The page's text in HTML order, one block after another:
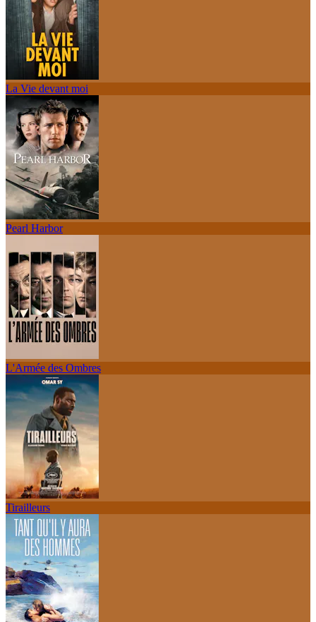
La Vie devant moi
Pearl Harbor
L'Armée des Ombres
Tirailleurs